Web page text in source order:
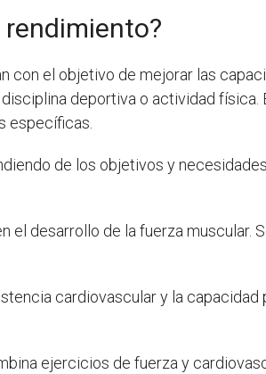
con el objetivo de mejorar las
deportiva o actividad
específicas.
de los objetivos y
el desarrollo de la fuerza muscular.
cardiovascular y la capacidad
ejercicios de fuerza y